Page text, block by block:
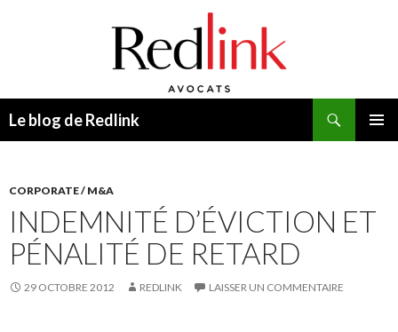
Le blog de Redlink
CORPORATE / M&A
INDEMNITÉ D’ÉVICTION ET
PÉNALITÉ DE RETARD
29 OCTOBRE 2012 REDLINK LAISSER UN COMMENTAIRE